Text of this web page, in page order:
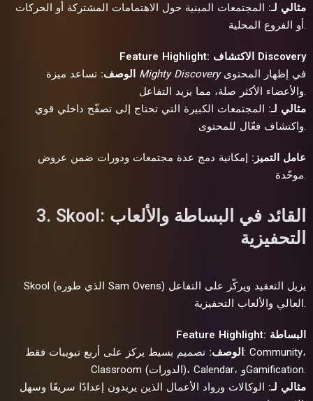
مثالي لـ: المجتمعات المبنية حول الاهتمامات المشتركة أو الحركات
أو الفروع المحلية.
Feature Highlight: الاكتشاف Discovery
الوصف:
Mighty Discoveryفي إظهار المحتوى
والأعضاء الأكثر صلة، مما يزيد التفاعل.
مثالي لـ: المجتمعات الكبيرة التي تحتاج إلى تصفّح داخلي قوي
واكتشاف فعّال للمحتوى.
عامل التميز: إمكانية دمج عدة مجتمعات ودورات ضمن عروض
موحّدة.
3. Skool: القائد في البساطة والألعاب
التحفيزية
Skool (الذي طوره Sam Ovens) يزيل التعقيد ويركّز على التفاعل
العالي والألعاب التحفيزية.
Feature Highlight: البساطة
الوصف: تصميم بسيط يركز على أربع تبويبات فقط: Community،
Classroom (الدورات)، Calendar، وGamification.
مثالي لـ: الوكالات ورواد الأعمال الذين يريدون إعدادًا سريعًا وسهل